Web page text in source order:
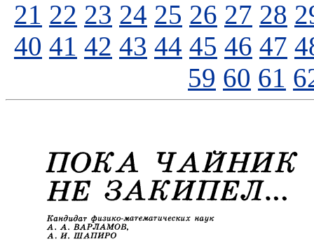
21 22 23 24 25 26 27 28
40 41 42 43 44 45 46 47
59 60 61